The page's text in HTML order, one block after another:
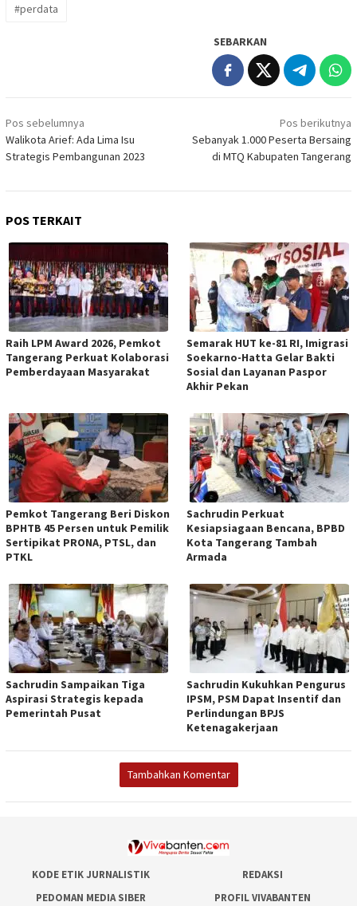
#perdata
SEBARKAN
Navigasi
pos
Pos sebelumnya
Walikota Arief: Ada Lima Isu
Strategis Pembangunan 2023
Pos berikutnya
Sebanyak 1.000 Peserta Bersaing
di MTQ Kabupaten Tangerang
POS TERKAIT
Raih LPM Award 2026, Pemkot
Tangerang Perkuat Kolaborasi
Pemberdayaan Masyarakat
Semarak HUT ke-81 RI, Imigrasi
Soekarno-Hatta Gelar Bakti
Sosial dan Layanan Paspor
Akhir Pekan
Pemkot Tangerang Beri Diskon
BPHTB 45 Persen untuk Pemilik
Sertipikat PRONA, PTSL, dan
PTKL
Sachrudin Perkuat
Kesiapsiagaan Bencana, BPBD
Kota Tangerang Tambah
Armada
Sachrudin Sampaikan Tiga
Aspirasi Strategis kepada
Pemerintah Pusat
Sachrudin Kukuhkan Pengurus
IPSM, PSM Dapat Insentif dan
Perlindungan BPJS
Ketenagakerjaan
Tambahkan Komentar
KODE ETIK JURNALISTIK
REDAKSI
PEDOMAN MEDIA SIBER
PROFIL VIVABANTEN